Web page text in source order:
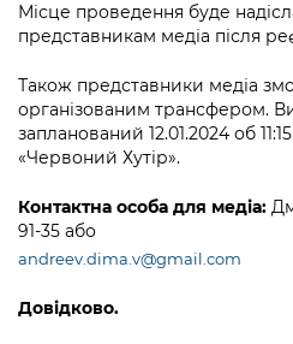
Місце проведення буде
представникам медіа після
Також представники медіа
організованим трансфером.
запланований 12.01.2024 об
«Червоний Хутір».
Контактна особа для медіа:
91-35 або
andreev.dima.v@gmail.com
Довідково.